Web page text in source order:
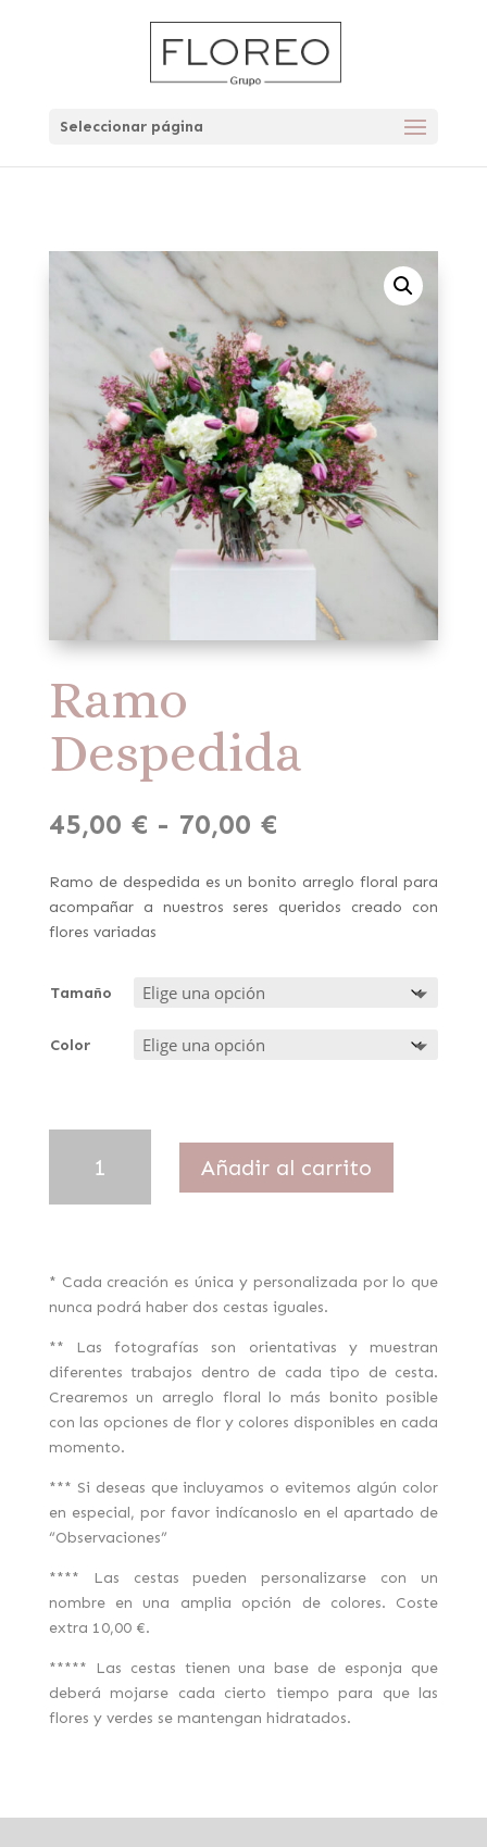
Seleccionar página
Ramo
Despedida
45,00 € - 70,00 €Rango
precios:
desde
45,00 €
Ramo de despedida es un bonito arreglo floral para
acompañar a nuestros seres queridos creado con
flores variadas
Tamaño
Color
Despedida
Añadir al carrito
* Cada creación es única y personalizada por lo que
nunca podrá haber dos cestas iguales.
** Las fotografías son orientativas y muestran
diferentes trabajos dentro de cada tipo de cesta.
Crearemos un arreglo floral lo más bonito posible
con las opciones de flor y colores disponibles en cada
momento.
*** Si deseas que incluyamos o evitemos algún color
en especial, por favor indícanoslo en el apartado de
“Observaciones”
**** Las cestas pueden personalizarse con un
nombre en una amplia opción de colores. Coste
extra 10,00 €.
***** Las cestas tienen una base de esponja que
deberá mojarse cada cierto tiempo para que las
flores y verdes se mantengan hidratados.